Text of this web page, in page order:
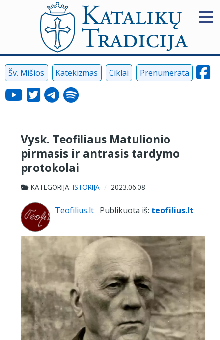
Šv. Mišios Katekizmas Ciklai Prenumerata
Vysk. Teofiliaus Matulionio
pirmasis ir antrasis tardymo
protokolai
KATEGORIJA: ISTORIJA 2023.06.08
Teofilius.lt Publikuota iš: teofilius.lt